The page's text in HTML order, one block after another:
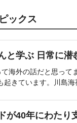
ックス
と学ぶ 日常に潜
て海外の話だと思っ
起きています。川島海
が40年にわたり